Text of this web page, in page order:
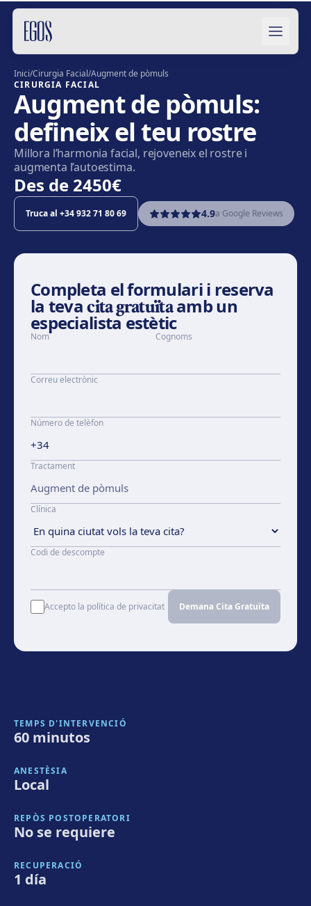
Salta al contingut
Inici/Cirurgia Facial/Augment de pòmuls
CIRURGIA FACIAL
Augment de pòmuls:
defineix el teu rostre
Millora l’harmonia facial, rejoveneix el rostre i
augmenta l’autoestima.
Des de 2450€
Truca al +34 932 71 80 69 4.9a Google Reviews
Completa el formulari i reserva
la tevacita gratuïtaamb un
especialista estètic
Nom Cognoms
Correu electrònic
Número de telèfon
Tractament
Clínica
Codi de descompte
Accepto la política de privacitat Demana Cita Gratuïta
TEMPS D'INTERVENCIÓ
60 minutos
ANESTÈSIA
Local
REPÒS POSTOPERATORI
No se requiere
RECUPERACIÓ
1 día